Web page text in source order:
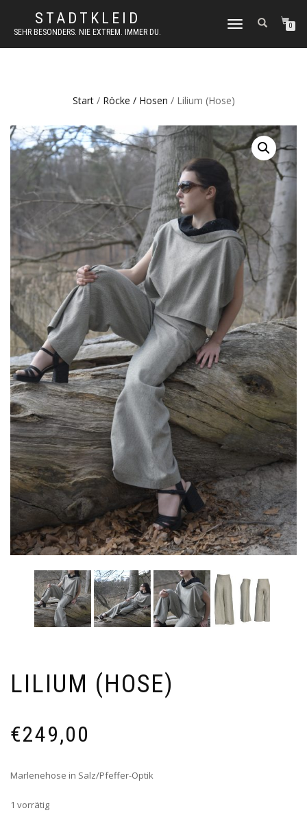
STADTKLEID
SEHR BESONDERS. NIE EXTREM. IMMER DU.
NAVIGATION
0
Start/ Röcke / Hosen / Lilium (Hose)
LILIUM (HOSE)
€249,00
Marlenehose in Salz/Pfeffer-Optik
1 vorrätig